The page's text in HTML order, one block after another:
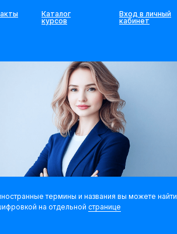
Каталог
курсов
Вход в личный
кабинет
термины и названия вы можете найти
на отдельной странице